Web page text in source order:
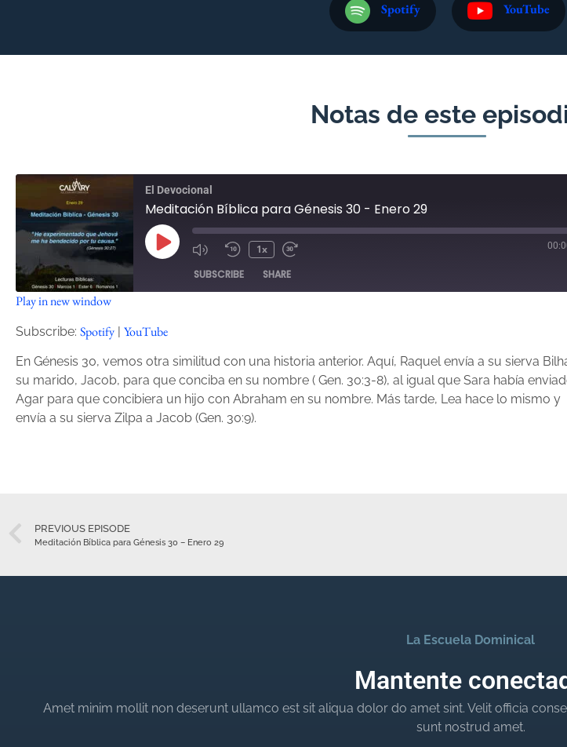
Spotify YouTube
Notas de este
El Devocional
Meditación Bíblica para Génesis 30 - Enero 29
1x
SUBSCRIBE SHARE
Spotify
RSS FEED
SHARE
LINK
EMBED
Play in new window
Subscribe: Spotify | YouTube
En Génesis 30, vemos otra similitud con una historia anterior. Aquí, Raquel envía a su sierva
su marido, Jacob, para que conciba en su nombre ( Gen. 30:3-8), al igual que Sara había
Agar para que concibiera un hijo con Abraham en su nombre. Más tarde, Lea hace lo mismo y
envía a su sierva Zilpa a Jacob (Gen. 30:9).
PREVIOUS EPISODE
Meditación Bíblica para Génesis 30 – Enero 29
La Escuela Dominical
Mantente
Amet minim mollit non deserunt ullamco est sit aliqua dolor do amet sint. Velit officia
sunt nostrud amet.